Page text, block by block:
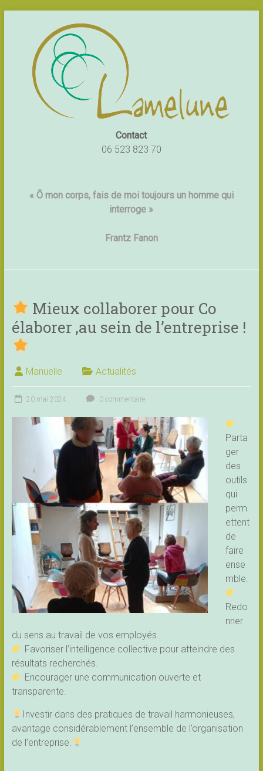
Contact
06 523 823 70
« Ô mon corps, fais de moi toujours un homme qui
interroge »
Frantz Fanon
Mieux collaborer pour Co
élaborer ,au sein de l’entreprise !
Manuelle Actualités
20 mai 2024 0 commentaire
Parta
ger
des
outils
qui
perm
ettent
de
faire
ense
mble.
Redo
nner
du sens au travail de vos employés.
Favoriser l’intelligence collective pour atteindre des
résultats recherchés.
Encourager une communication ouverte et
transparente.
Investir dans des pratiques de travail harmonieuses,
avantage considérablement l’ensemble de l’organisation
de l’entreprise.